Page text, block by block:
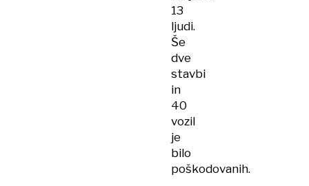
13
ljudi.
Še
dve
stavbi
in
40
vozil
je
bilo
poškodovanih.